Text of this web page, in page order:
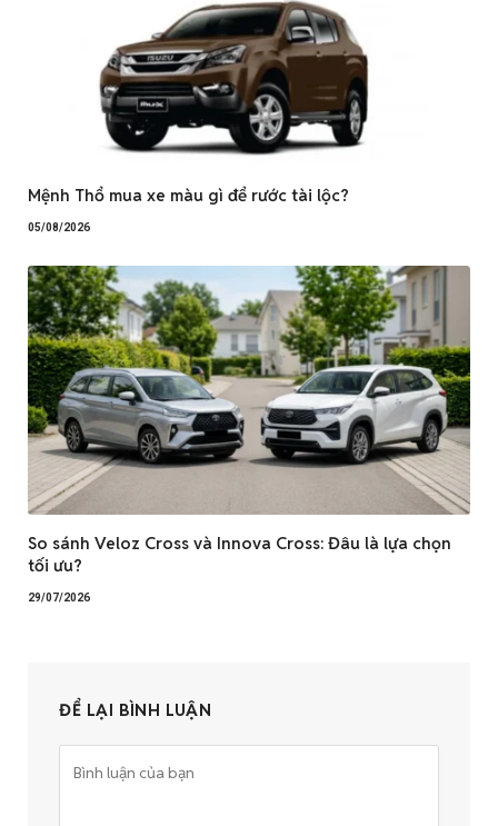
Mệnh Thổ mua xe màu gì để rước tài lộc?
05/08/2026
So sánh Veloz Cross và Innova Cross: Đâu là lựa chọn
tối ưu?
29/07/2026
ĐỂ LẠI BÌNH LUẬN